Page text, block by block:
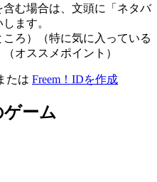
む場合は、文頭に「ネタバ
ます。
ろ）（特に気に入っている
オススメポイント）
たは Freem！IDを作成
ーム